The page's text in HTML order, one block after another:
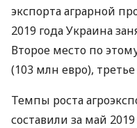
экспорта аграрной
2019 года Украина
Второе место по
(103 млн евро), третье
Темпы роста
составили за май